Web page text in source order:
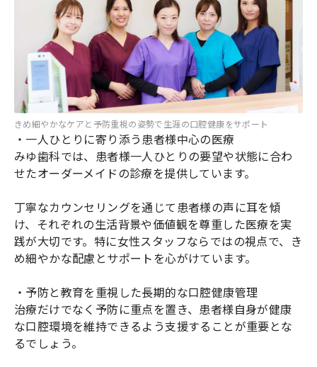
きめ細やかなケアと予防重視の姿勢で生涯の口腔健康をサポート
・一人ひとりに寄り添う患者様中心の医療
みゆ歯科では、患者様一人ひとりの要望や状態に合わ
せたオーダーメイドの診療を提供しています。
丁寧なカウンセリングを通じて患者様の声に耳を傾
け、それぞれの生活背景や価値観を尊重した医療を実
践が大切です。特に女性スタッフならではの視点で、き
め細やかな配慮とサポートを心がけています。
・予防と教育を重視した長期的な口腔健康管理
治療だけでなく予防に重点を置き、患者様自身が健康
な口腔環境を維持できるよう支援することが重要とな
るでしょう。